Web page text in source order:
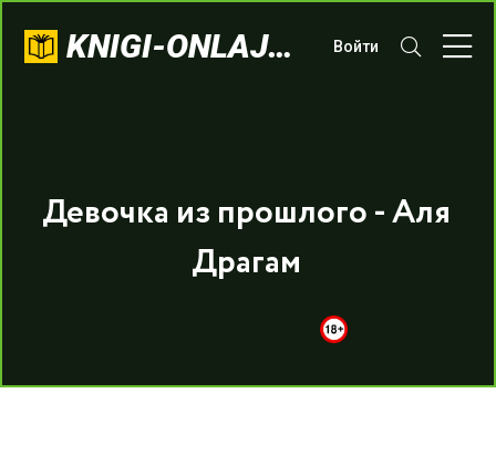
KNIGI-ONLAJN.COM Войти
Девочка из прошлого - Аля
Драгам